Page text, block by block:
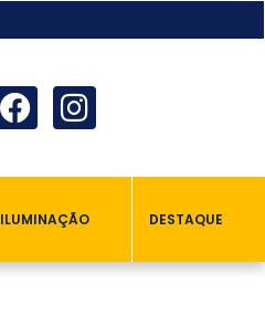
ILUMINAÇÃO DESTAQUE